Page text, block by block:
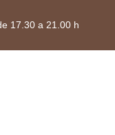
17.30 a 21.00 h